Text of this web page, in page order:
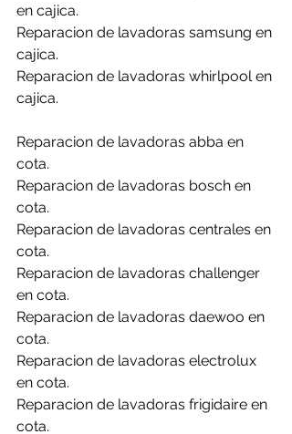
en cajica.
Reparacion de lavadoras samsung en
cajica.
Reparacion de lavadoras whirlpool en
cajica.
Reparacion de lavadoras abba en
cota.
Reparacion de lavadoras bosch en
cota.
Reparacion de lavadoras centrales en
cota.
Reparacion de lavadoras challenger
en cota.
Reparacion de lavadoras daewoo en
cota.
Reparacion de lavadoras electrolux
en cota.
Reparacion de lavadoras frigidaire en
cota.